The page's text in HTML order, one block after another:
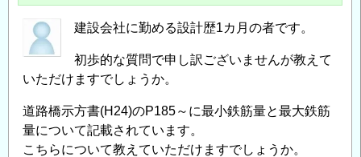
ラ
ア
ト
マ
ネ
ジ
年
度
「鋼
造
研
究・
教
建設会社に勤める設計歴1カ月の者です。
初歩的な質問で申し訳ございませんが教えて
いただけますでしょうか。
道路橋示方書(H24)のP185～に最小鉄筋量と最大鉄筋
量について記載されています。
こちらについて教えていただけますでしょうか。